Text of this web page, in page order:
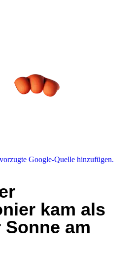
Google-Quelle hinzufügen.
kam als
am